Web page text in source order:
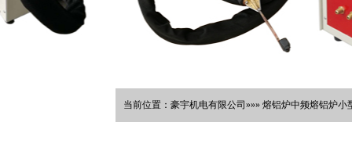
当前位置：豪宇机电有限公司»»» 熔铝炉中频熔铝炉